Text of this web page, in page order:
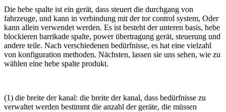
Die hebe spalte ist ein gerät, dass steuert die durchgang von
fahrzeuge, und kann in verbindung mit der tor control system, Oder
kann allein verwendet werden. Es ist besteht der unteren basis, hebe
blockieren barrikade spalte, power übertragung gerät, steuerung und
andere teile. Nach verschiedenen bedürfnisse, es hat eine vielzahl
von konfiguration methoden. Nächsten, lassen sie uns sehen, wie zu
wählen eine hebe spalte produkt.
(1) die breite der kanal: die breite der kanal, dass bedürfnisse zu
verwaltet werden bestimmt die anzahl der geräte, die müssen